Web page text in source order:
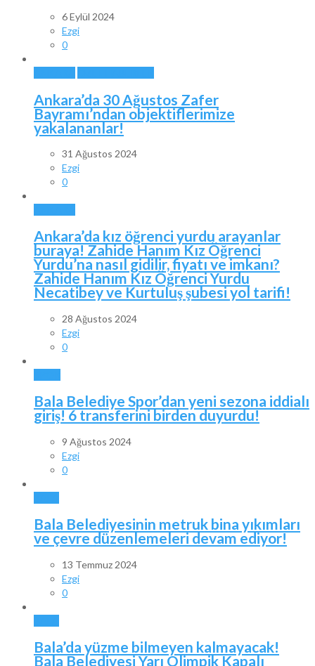
6 Eylül 2024
Ezgi
0
Ankara’da 30 Ağustos Zafer
Bayramı’ndan objektiflerimize
yakalananlar!
31 Ağustos 2024
Ezgi
0
Ankara’da kız öğrenci yurdu arayanlar
buraya! Zahide Hanım Kız Öğrenci
Yurdu’na nasıl gidilir, fiyatı ve imkanı?
Zahide Hanım Kız Öğrenci Yurdu
Necatibey ve Kurtuluş şubesi yol tarifi!
28 Ağustos 2024
Ezgi
0
Bala Belediye Spor’dan yeni sezona iddialı
giriş! 6 transferini birden duyurdu!
9 Ağustos 2024
Ezgi
0
Bala Belediyesinin metruk bina yıkımları
ve çevre düzenlemeleri devam ediyor!
13 Temmuz 2024
Ezgi
0
Bala’da yüzme bilmeyen kalmayacak!
Bala Belediyesi Yarı Olimpik Kapalı